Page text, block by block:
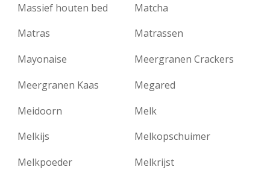
Massief houten bed
Matcha
Matras
Matrassen
Mayonaise
Meergranen Crackers
Meergranen Kaas
Megared
Meidoorn
Melk
Melkijs
Melkopschuimer
Melkpoeder
Melkrijst